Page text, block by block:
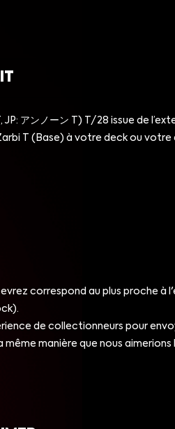
JP: アンノーン T) T/28 issue de
T (Base) à votre deck ou
correspond au plus proche à
de collectionneurs pour
manière que nous aimerions